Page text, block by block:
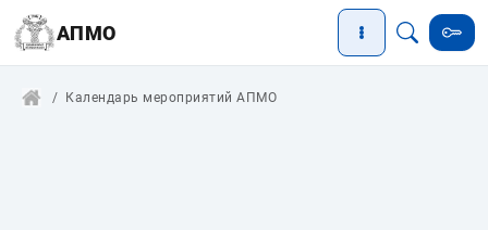
АПМО
Календарь мероприятий АПМО